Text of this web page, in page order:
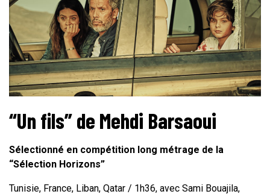
“Un fils” de Mehdi Barsaoui
Sélectionné en compétition long métrage de la
“Sélection Horizons”
Tunisie, France, Liban, Qatar / 1h36, avec Sami Bouajila,